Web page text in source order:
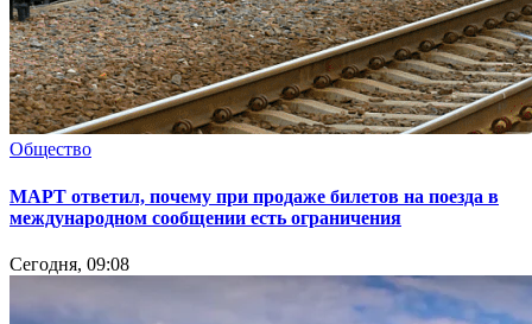
Общество
МАРТ ответил, почему при продаже билетов на поезда в
международном сообщении есть ограничения
Сегодня, 09:08